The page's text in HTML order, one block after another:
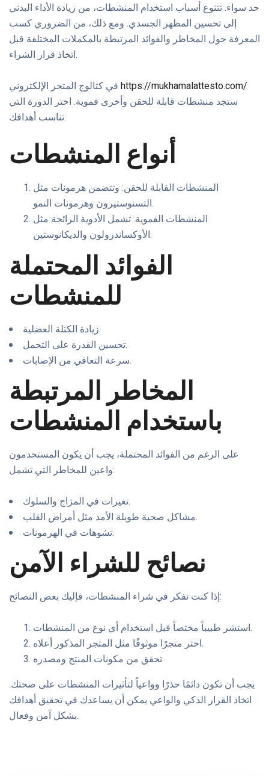
حد سواء. تتنوع أسباب استخدام المنشطات، من زيادة الأداء البدني
إلى تحسين المظهر الجسدي. ومع ذلك، من الضروري كسب
المعرفة حول المخاطر والفوائد المرتبطة بالمكملات المختلفة قبل
اتخاذ قرار الشراء.
https://mukhamalattesto.com/
ستجد منشطات قابلة للحقن وأخرى فموية. اختر الدورة التي
تناسب أهدافك.
أنواع المنشطات
المنشطات القابلة للحقن: وتتضمن هرمونات مثل
التستوستيرون وهرمونات النمو.
المنشطات الفموية: تشمل الأدوية الرائجة مثل
الأوكساندرولون والديكانوستين.
الفوائد المحتملة
للمنشطات
زيادة الكتلة العضلية.
تحسين القدرة على التحمل.
سرعة التعافي من الإصابات.
المخاطر المرتبطة
باستخدام المنشطات
على الرغم من الفوائد المحتملة، يجب أن يكون المستخدمون
واعين للمخاطر التي تشمل:
تغيرات في المزاج والسلوك.
مشاكل صحية طويلة الأمد مثل أمراض القلب.
تشوهات في الهرمونات.
نصائح للشراء الآمن
إذا كنت تفكر في شراء المنشطات، فإليك بعض النصائح:
استشر طبيباً مختصاً قبل استخدام أي نوع من المنشطات.
اختر متجرًا موثوقًا مثل المتجر المذكور أعلاه.
تحقق من مكونات المنتج ومصدره.
يجب أن تكون دائمًا حذرًا وواعياً لتأثيرات المنشطات على صحتك.
اتخاذ القرار الذكي والواعي يمكن أن يساعدك في تحقيق أهدافك
بشكل آمن وفعال.